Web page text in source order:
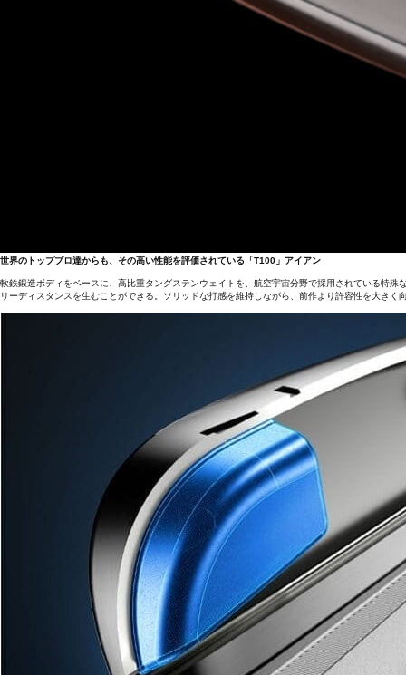
世界のトッププロ達からも、その高い性能を評価されている「T100」アイアン
軟鉄鍛造ボディをベースに、高比重タングステンウェイトを、航空宇宙分野で採用されている特
リーディスタンスを生むことができる。ソリッドな打感を維持しながら、前作より許容性を大きく